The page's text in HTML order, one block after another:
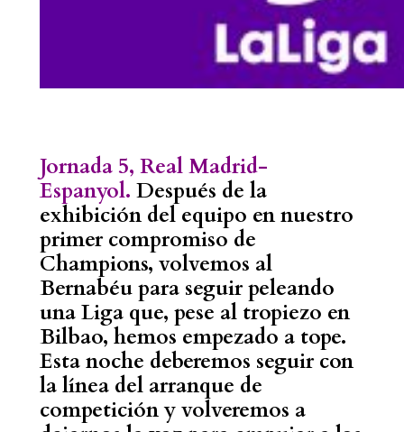
Jornada 5, Real Madrid-
Espanyol. Después de la
exhibición del equipo en nuestro
primer compromiso de
Champions, volvemos al
Bernabéu para seguir peleando
una Liga que, pese al tropiezo en
Bilbao, hemos empezado a tope.
Esta noche deberemos seguir con
la línea del arranque de
competición y volveremos a